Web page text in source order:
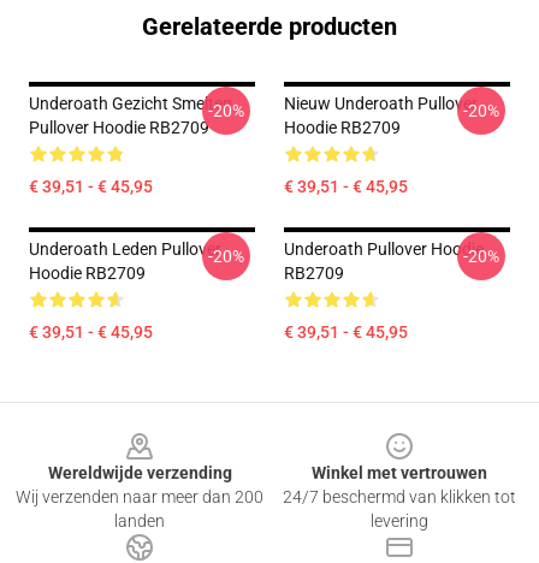
Gerelateerde producten
Underoath Gezicht Smelten
Pullover Hoodie RB2709
€ 39,51 - € 45,95
-20%
Nieuw Underoath Pullover
Hoodie RB2709
€ 39,51 - € 45,95
-20%
Underoath Leden Pullover
Hoodie RB2709
€ 39,51 - € 45,95
-20%
Underoath Pullover Hoodie
RB2709
€ 39,51 - € 45,95
-20%
Wereldwijde verzending
Wij verzenden naar meer dan 200
landen
Winkel met vertrouwen
24/7 beschermd van klikken tot
levering